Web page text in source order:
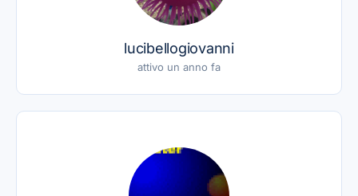
lucibellogiovanni
attivo un anno fa